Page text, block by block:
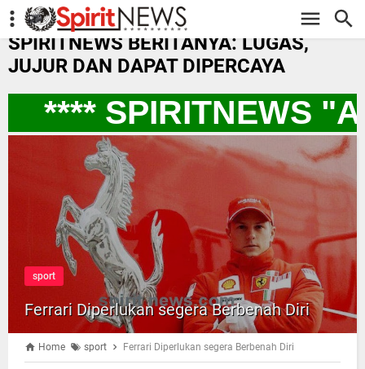
-->
SPIRITNEWS BERITANYA: LUGAS,
JUJUR DAN DAPAT DIPERCAYA
**** SPIRITNEWS
sport
Ferrari Diperlukan segera Berbenah Diri
Home sport Ferrari Diperlukan segera Berbenah Diri